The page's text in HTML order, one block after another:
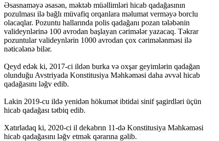
Əsasnaməyə əsasən, məktəb müəllimləri hicab qadağasının
pozulması ilə bağlı müvafiq orqanlara məlumat verməyə borclu
olacaqlar. Pozuntu hallarında polis qadağanı pozan tələbənin
valideynlərinə 100 avrodan başlayan cərimələr yazacaq. Təkrar
pozuntular valideynlərin 1000 avrodan çox cərimələnməsi ilə
nəticələnə bilər.
Qeyd edək ki, 2017-ci ildən burka və oxşar geyimlərin qadağan
olunduğu Avstriyada Konstitusiya Məhkəməsi daha əvvəl hicab
qadağasını ləğv edib.
Lakin 2019-cu ildə yenidən hökumət ibtidai sinif şagirdləri üçün
hicab qadağası tətbiq edib.
Xatırladaq ki, 2020-ci il dekabrın 11-də Konstitusiya Məhkəməsi
hicab qadağasını ləğv etmək qərarına gəlib.